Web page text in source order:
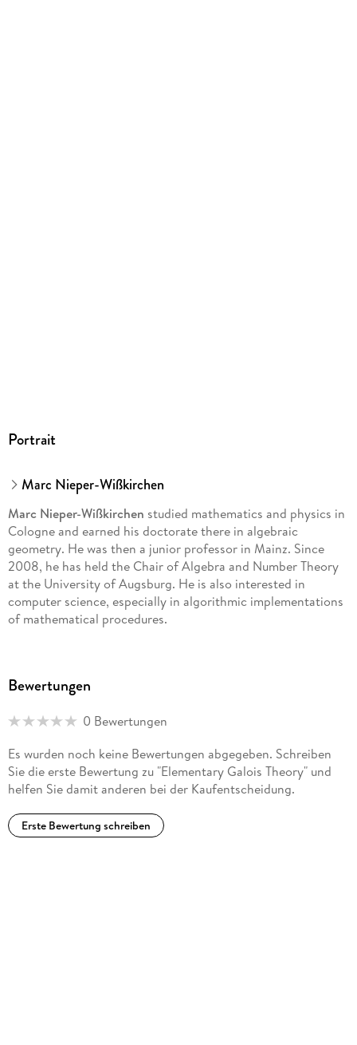
Portrait
Marc Nieper-Wißkirchen
Marc Nieper-Wißkirchen studied mathematics and physics in
Cologne and earned his doctorate there in algebraic
geometry. He was then a junior professor in Mainz. Since
2008, he has held the Chair of Algebra and Number Theory
at the University of Augsburg. He is also interested in
computer science, especially in algorithmic implementations
of mathematical procedures.
Bewertungen
0 Bewertungen
Es wurden noch keine Bewertungen abgegeben. Schreiben
Sie die erste Bewertung zu "Elementary Galois Theory" und
helfen Sie damit anderen bei der Kaufentscheidung.
Erste Bewertung schreiben